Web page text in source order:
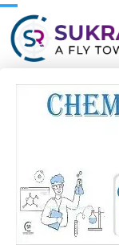
Skip
content